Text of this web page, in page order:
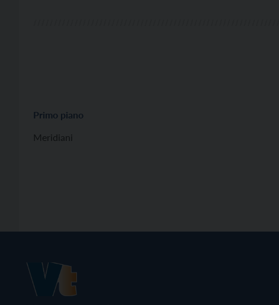
Primo piano
Meridiani